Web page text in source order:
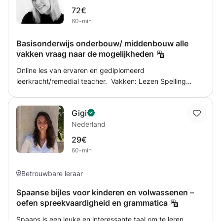
aangenamer. 72€
60-min
Basisonderwijs onderbouw/ middenbouw alle
vakken vraag naar de mogelijkheden
Online les van ervaren en gediplomeerd
leerkracht/remedial teacher. Vakken: Lezen Spelling
basis- en speciaal basisonderwijs. Vraag naar de
mogelijkheden.
Gigi
Nederland
29€
60-min
Betrouwbare leraar
Spaanse bijles voor kinderen en volwassenen –
oefen spreekvaardigheid en grammatica
Spaans is een leuke en interessante taal om te leren.